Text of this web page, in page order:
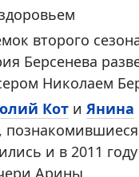
второго
Берсенева
Николаем
Кот и Янина
,
и в 2011 году
Арины